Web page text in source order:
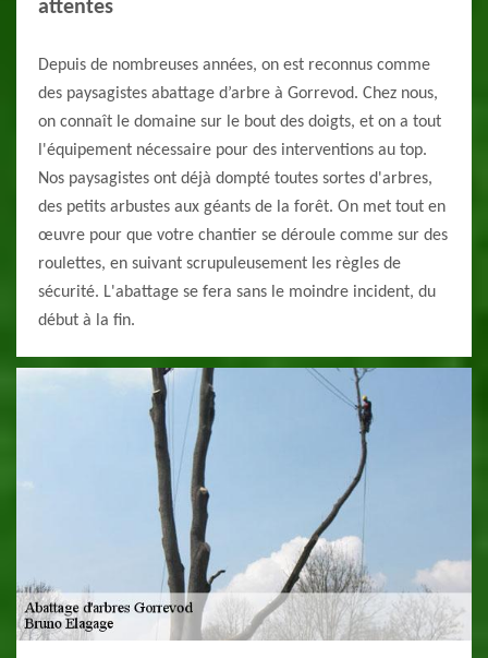
attentes
Depuis de nombreuses années, on est reconnus comme
des paysagistes abattage d’arbre à Gorrevod. Chez nous,
on connaît le domaine sur le bout des doigts, et on a tout
l'équipement nécessaire pour des interventions au top.
Nos paysagistes ont déjà dompté toutes sortes d'arbres,
des petits arbustes aux géants de la forêt. On met tout en
œuvre pour que votre chantier se déroule comme sur des
roulettes, en suivant scrupuleusement les règles de
sécurité. L'abattage se fera sans le moindre incident, du
début à la fin.